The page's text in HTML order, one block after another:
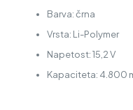
Barva: črna
Vrsta: Li-Polymer
Napetost: 15,2 V
Kapaciteta: 4.800